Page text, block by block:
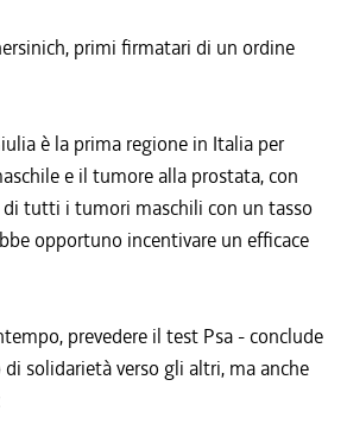
primi firmatari di un ordine
è la prima regione in Italia per
e il tumore alla prostata, con
di tutti i tumori maschili con un tasso
opportuno incentivare un efficace
prevedere il test Psa - conclude
solidarietà verso gli altri, ma anche